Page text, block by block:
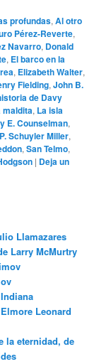
profundas,Al otro
Pérez-Reverte,
Navarro, Donald
, El barco en la
, Elizabeth Walter,
Fielding,John B.
de Davy
maldita, La isla
E. Counselman,
P. Schuyler Miller,
,San Telmo,
| Deja un
Llamazares
Larry McMurtry
Leonard
la eternidad, de